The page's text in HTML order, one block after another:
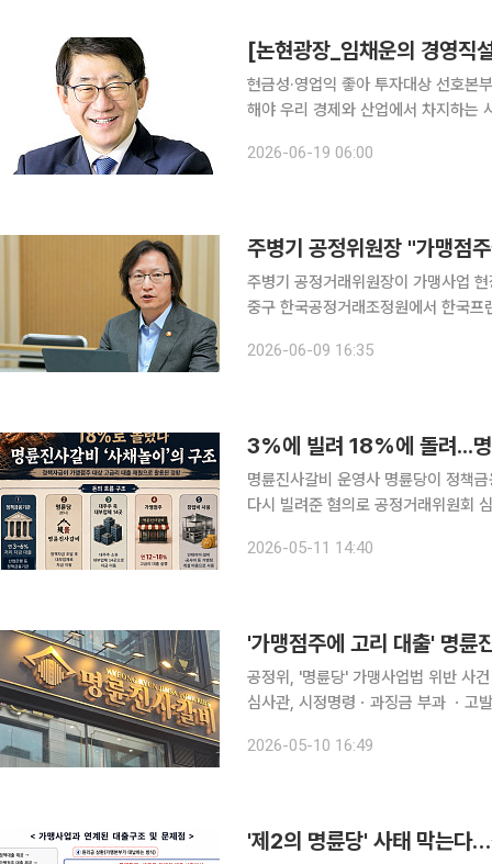
[논현광장_임채운의 경영직
현금성·영업익 좋아 투자대상 선호본
해야 우리 경제와 산업에서 차지하는 사모펀드의 존재감이 커지고 있다. 사모펀드(PEF: Private
는 펀드를 말한다. 공모펀드와 달리
2026-06-19 06:00
주병기 공정위원장 "가맹점
주병기 공정거래위원장이 가맹사업 현장의 불
중구 한국공정거래조정원에서 한국프
련한 의견을 청취했다. 지난해 12월
2026-06-09 16:35
3%에 빌려 18%에 돌려...명
명륜진사갈비 운영사 명륜당이 정책
다시 빌려준 혐의로 공정거래위원회
르면 명륜당은 산업은행, 기업은행,
2026-05-11 14:40
'가맹점주에 고리 대출' 명륜
공정위, '명륜당' 가맹사업법 위반 사
심사관, 시정명령ㆍ과징금 부과 ㆍ고발 의견 제시 공정거래위원회가 가맹
공정위는 명륜당이 가맹사업거래의
2026-05-10 16:49
'제2의 명륜당' 사태 막는다…